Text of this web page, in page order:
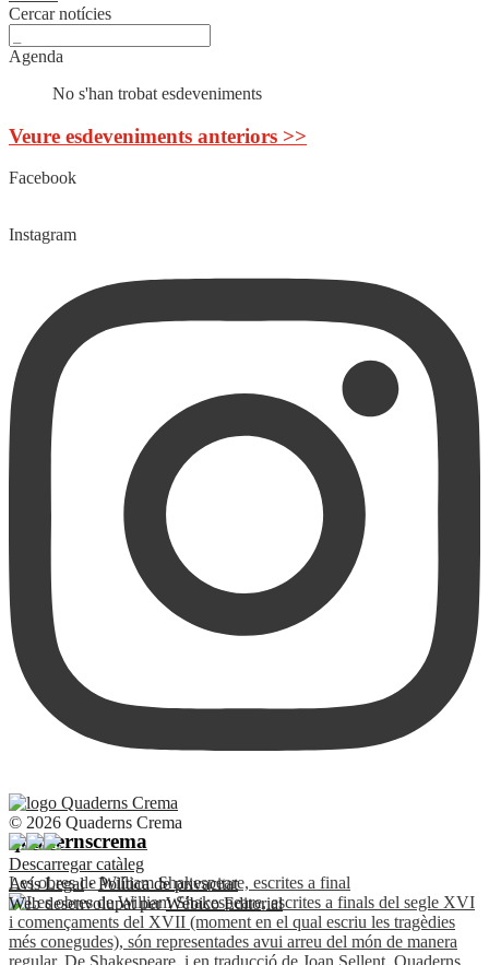
Cercar notícies
Agenda
No s'han trobat esdeveniments
Veure esdeveniments anteriors >>
Facebook
Instagram
quadernscrema
Les obres de William Shakespeare, escrites a final
© 2026 Quaderns Crema
Descarregar catàleg
Avís Legal·Política de privacitat
Web desenvolupat perWébico Editorial